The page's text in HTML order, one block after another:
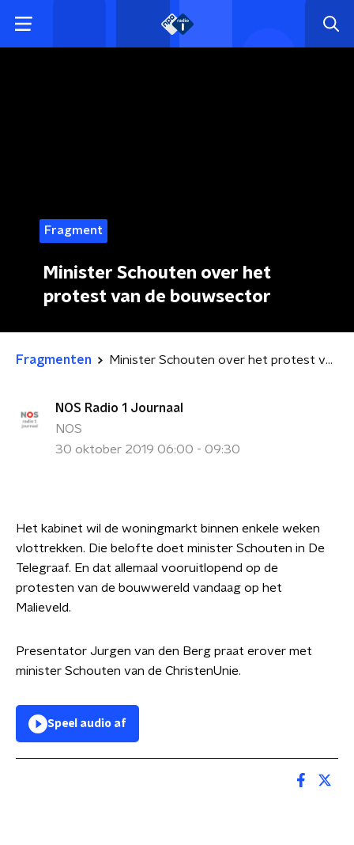
Fragment
Minister Schouten over het
protest van de bouwsector
Fragmenten Minister Schouten over het protest van de bouwsector
NOS Radio 1 Journaal
NOS
30 oktober 2019 06:00 - 09:30
Het kabinet wil de woningmarkt binnen enkele weken
vlottrekken. Die belofte doet minister Schouten in De
Telegraaf. En dat allemaal vooruitlopend op de
protesten van de bouwwereld vandaag op het
Malieveld.
Presentator Jurgen van den Berg praat erover met
minister Schouten van de ChristenUnie.
Speel audio af